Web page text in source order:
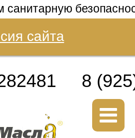
санитарную
сайта
8